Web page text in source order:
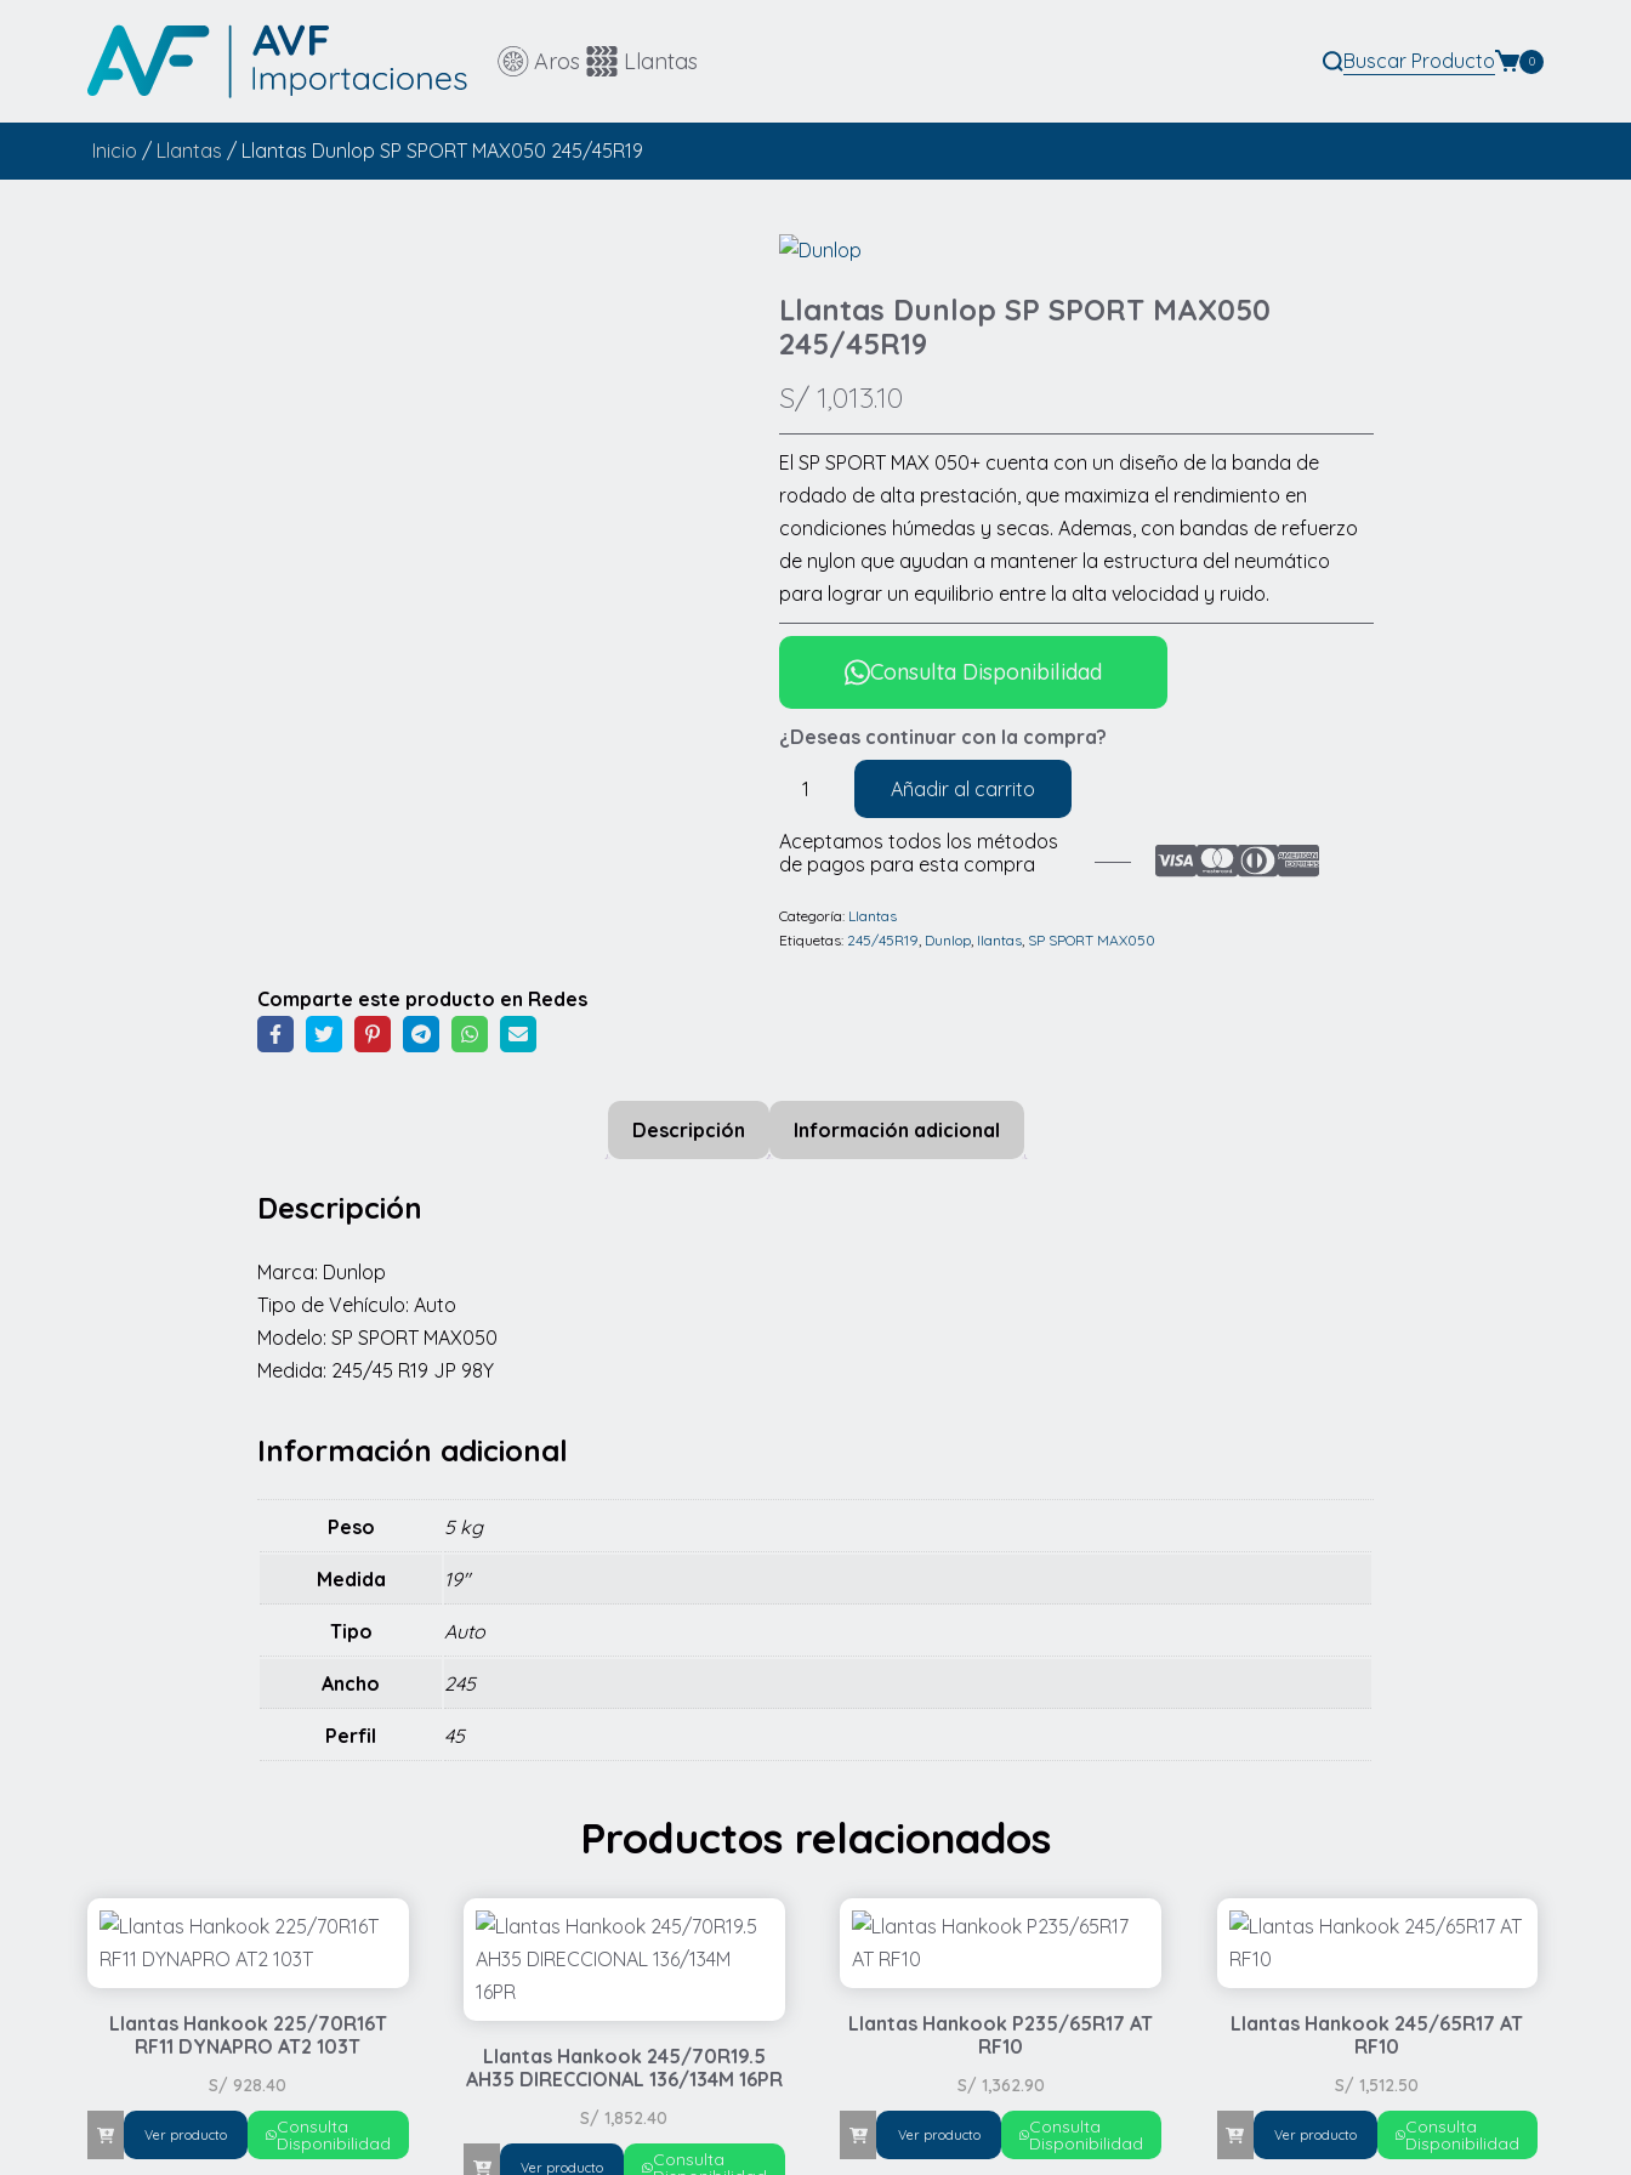
Aros4x4 / SUVLlantas
Runflat Buscar Producto 0
Inicio / Llantas / Llantas Dunlop SP SPORT MAX050 245/45R19
Llantas Dunlop SP SPORT MAX050
245/45R19
S/ 1,013.10
El SP SPORT MAX 050+ cuenta con un diseño de la banda de
rodado de alta prestación, que maximiza el rendimiento en
condiciones húmedas y secas. Ademas, con bandas de refuerzo
de nylon que ayudan a mantener la estructura del neumático
para lograr un equilibrio entre la alta velocidad y ruido.
¿Deseas continuar con la compra?
Llantas
Dunlop
SP
MAX050
Añadir al carrito
Categoría: Llantas
Etiquetas: 245/45R19, Dunlop, llantas, SP SPORT MAX050
Consulta Disponibilidad
Aceptamos todos los métodos
de pagos para esta compra
Comparte este producto en Redes
Descripción Información adicional
Descripción
Marca: Dunlop
Tipo de Vehículo: Auto
Modelo: SP SPORT MAX050
Medida: 245/45 R19 JP 98Y
Información adicional
Peso 5 kg
Medida 19"
Tipo Auto
Ancho 245
Perfil 45
Productos relacionados
Llantas Hankook 225/70R16T
RF11 DYNAPRO AT2 103T
S/ 928.40
Ver producto Consulta
Disponibilidad
Llantas Hankook 245/70R19.5
AH35 DIRECCIONAL 136/134M 16PR
S/ 1,852.40
Ver producto Consulta
Llantas Hankook P235/65R17 AT
RF10
S/ 1,362.90
Ver producto Consulta
Disponibilidad
Llantas Hankook 245/65R17 AT
RF10
S/ 1,512.50
Ver producto Consulta
Disponibilidad